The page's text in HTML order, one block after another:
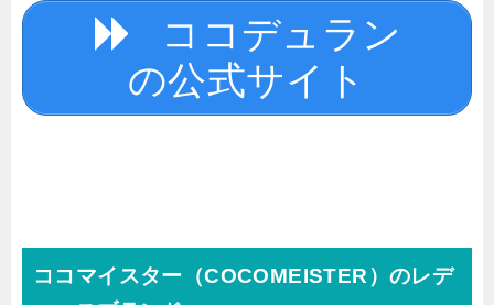
ココデュラン
の公式サイト
ココマイスター（COCOMEISTER）のレデ